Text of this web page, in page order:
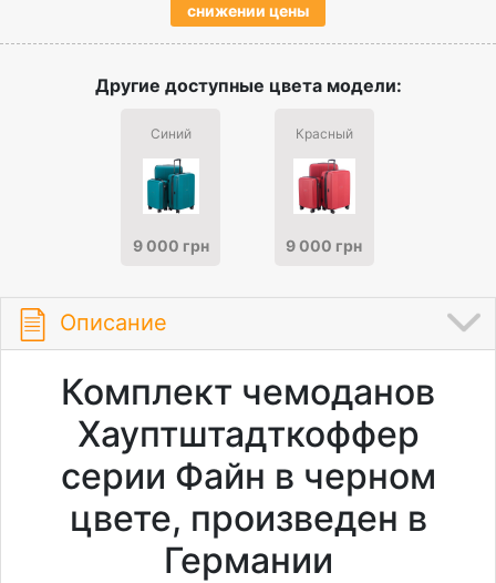
снижении цены
Другие доступные цвета модели:
Синий
9 000 грн
Красный
9 000 грн
Описание
Комплект чемоданов
Хауптштадткоффер
серии Файн в черном
цвете, произведен в
Германии